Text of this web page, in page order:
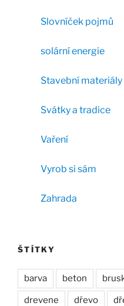
Slovníček pojmů
solární energie
Stavební materiály
Svátky a tradice
Vaření
Vyrob si sám
Zahrada
ŠTÍTKY
barva beton
drevene dřevo